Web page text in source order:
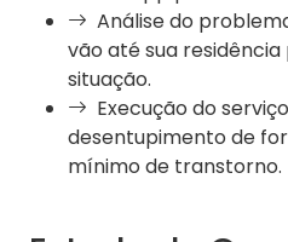
Análise do
vão até sua
situação.
Execução do
desentupimento de
mínimo de transtorno.